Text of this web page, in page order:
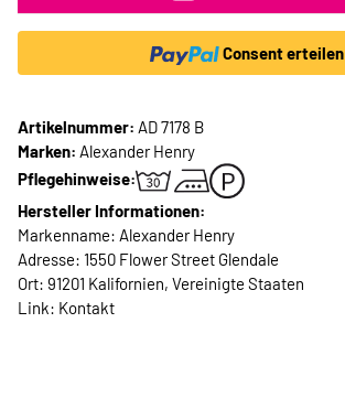
Consent erteilen
Artikelnummer: AD 7178 B
Marken: Alexander Henry
Pflegehinweise:
Hersteller Informationen:
Markenname: Alexander Henry
Adresse: 1550 Flower Street Glendale
Ort: 91201 Kalifornien, Vereinigte Staaten
Link: Kontakt